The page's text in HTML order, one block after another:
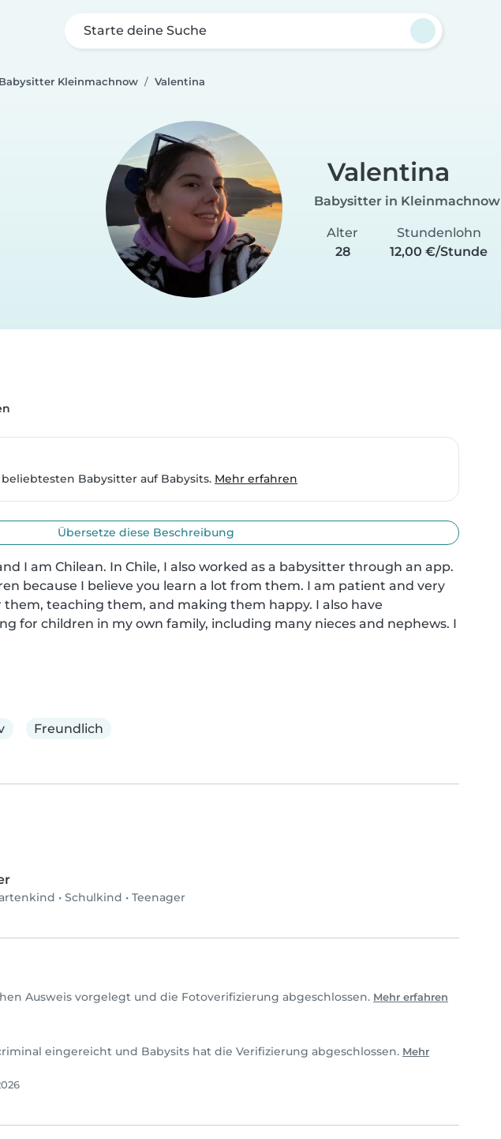
Starte deine Suche
Babysitter Kleinmachnow Valentina
Valentina
Babysitter in Kleinmachnow
Alter
28
Stundenlohn
12,00 €/Stunde
Babysitter auf Babysits. Mehr erfahren
Übersetze diese Beschreibung
I am Chilean. In Chile, I also worked as a babysitter through an app.
because I believe you learn a lot from them. I am patient and very
teaching them, and making them happy. I also have
for children in my own family, including many nieces and nephews. I
Freundlich
• Schulkind • Teenager
Ausweis vorgelegt und die Fotoverifizierung abgeschlossen. Mehr erfahren
eingereicht und Babysits hat die Verifizierung abgeschlossen. Mehr